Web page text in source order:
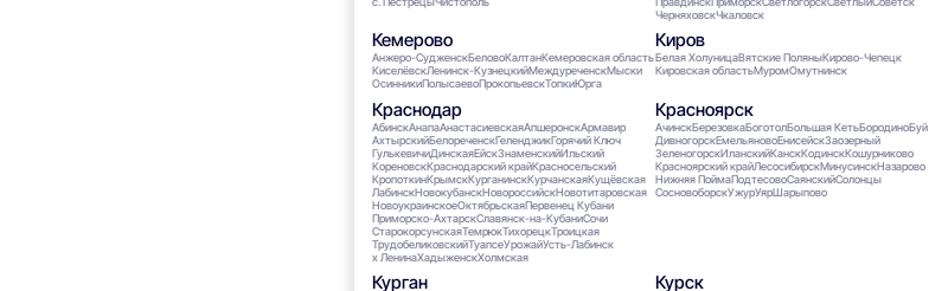
ЧерняховскЧкаловск
Кемерово
Анжеро-СудженскБеловоКалтанКемеровская область
КиселёвскЛенинск-КузнецкийМеждуреченскМыски
ОсинникиПолысаевоПрокопьевскТопкиЮрга
Киров
Белая ХолуницаВятские ПоляныКирово-Чепецк
Кировская областьМуромОмутнинск
Краснодар
АбинскАнапаАнастасиевскаяАпшеронскАрмавир
АхтырскийБелореченскГеленджикГорячий Ключ
ГулькевичиДинскаяЕйскЗнаменскийИльский
КореновскКраснодарский крайКрасносельский
КропоткинКрымскКурганинскКурчанскаяКущёвская
ЛабинскНовокубанскНовороссийскНовотитаровская
НовоукраинскоеОктябрьскаяПервенец Кубани
Приморско-АхтарскСлавянск-на-КубаниСочи
СтарокорсунскаяТемрюкТихорецкТроицкая
ТрудобеликовскийТуапсеУрожайУсть-Лабинск
х ЛенинаХадыженскХолмская
Красноярск
АчинскБерезовкаБоготолБольшая КетьБородиноБуй
ДивногорскЕмельяновоЕнисейскЗаозерный
ЗеленогорскИланскийКанскКодинскКошурниково
Красноярский крайЛесосибирскМинусинскНазарово
Нижняя ПоймаПодтесовоСаянскийСолонцы
СосновоборскУжурУярШарыпово
Курган Курск